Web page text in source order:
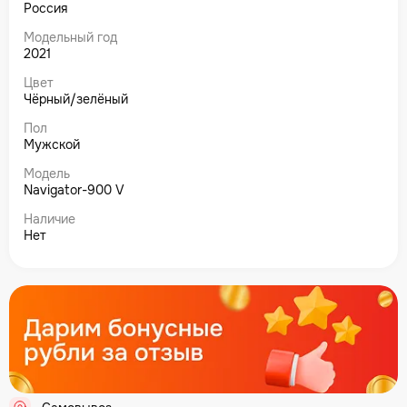
Россия
Модельный год
2021
Цвет
Чёрный/зелёный
Пол
Мужской
Модель
Navigator-900 V
Наличие
Нет